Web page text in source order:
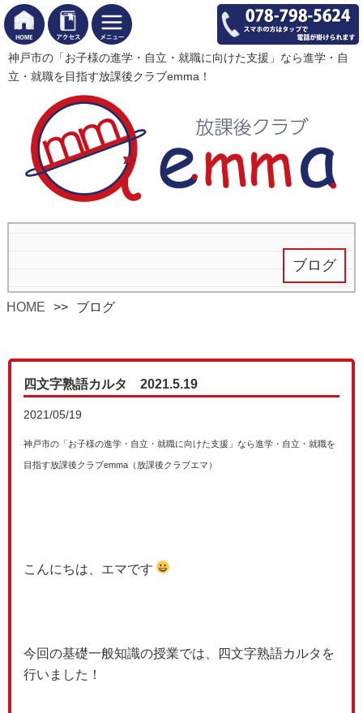
神戸市の「お子様の進学・自立・就職に向けた支援」なら進学・自
立・就職を目指す放課後クラブemma！
ブログ
HOME ブログ
四文字熟語カルタ 2021.5.19
2021/05/19
神戸市の「お子様の進学・自立・就職に向けた支援」なら進学・自立・就職を
目指す放課後クラブemma（放課後クラブエマ）
こんにちは、エマです
今回の基礎一般知識の授業では、四文字熟語カルタを
行いました！